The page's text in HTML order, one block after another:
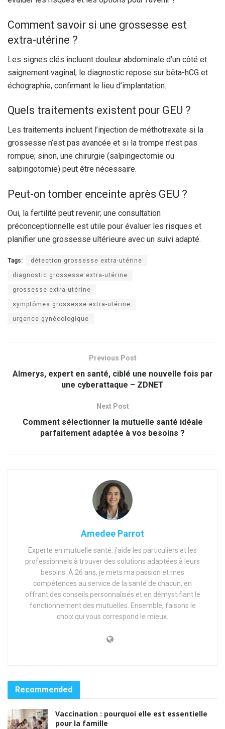
Comment savoir si une grossesse est
extra-utérine ?
Les signes clés incluent douleur abdominale d’un côté et
saignement vaginal; le diagnostic repose sur bêta-hCG et
échographie, confirmant le lieu d’implantation.
Quels traitements existent pour GEU ?
Les traitements incluent l’injection de méthotrexate si la
grossesse n’est pas avancée et si la trompe n’est pas
rompue; sinon, une chirurgie (salpingectomie ou
salpingotomie) peut être nécessaire.
Peut-on tomber enceinte après GEU ?
Oui, la fertilité peut revenir; une consultation
préconceptionnelle est utile pour évaluer les risques et
planifier une grossesse ultérieure avec un suivi adapté.
Tags: détection grossesse extra-utérine
diagnostic grossesse extra-utérine
grossesse extra-utérine
symptômes grossesse extra-utérine
urgence gynécologique
Previous Post
Almerys, expert en santé, ciblé une nouvelle fois par
une cyberattaque – ZDNET
Next Post
Comment sélectionner la mutuelle santé idéale
parfaitement adaptée à vos besoins ?
Amedee Parrot
Experte en mutuelle santé, j'aide les particuliers et les
professionnels à trouver des solutions adaptées à leurs
besoins. À 26 ans, je mets ma passion et mes
compétences au service de la santé de chacun, en
offrant des conseils personnalisés et en démystifiant le
fonctionnement des mutuelles. Ensemble, faisons le
choix qui vous correspond le mieux.
Recommended
Vaccination : pourquoi elle est essentielle
pour la famille